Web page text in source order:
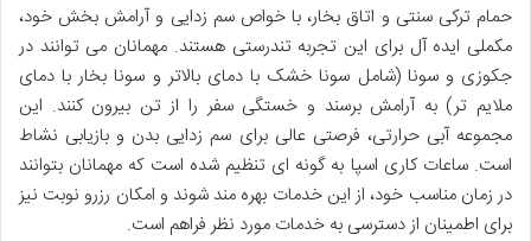
حمام ترکی سنتی و اتاق بخار، با خواص سم زدایی و آرامش بخش خود،
مکملی ایده آل برای این تجربه تندرستی هستند. مهمانان می توانند در
جکوزی و سونا (شامل سونا خشک با دمای بالاتر و سونا بخار با دمای
ملایم تر) به آرامش برسند و خستگی سفر را از تن بیرون کنند. این
مجموعه آبی حرارتی، فرصتی عالی برای سم زدایی بدن و بازیابی نشاط
است. ساعات کاری اسپا به گونه ای تنظیم شده است که مهمانان بتوانند
در زمان مناسب خود، از این خدمات بهره مند شوند و امکان رزرو نوبت نیز
برای اطمینان از دسترسی به خدمات مورد نظر فراهم است.